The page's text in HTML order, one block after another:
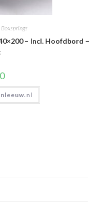
Boxsprings
– Incl. Hoofdbord –